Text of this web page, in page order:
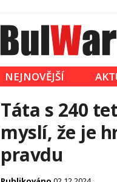
NEJNOVĚJŠÍ
Táta s 240
myslí, že je
pravdu